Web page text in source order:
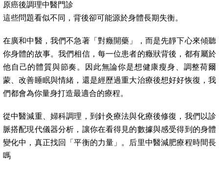
原癌後調理中醫門診
這些問題看似不同，背後卻可能源於身體長期失衡。
在廣和中醫，我們不急著「對癥開藥」，而是先靜下心來傾聽
你身體的故事。我們相信，每一位患者的癥狀背後，都有屬於
他自己的體質與節奏。因此無論你是想健康瘦身、調整荷爾
蒙、改善睡眠與情緒，還是經歷過重大治療後想好好恢復，我
們都會為你量身打造最適合的療程。
從中醫減重、婦科調理，到針灸療法與化療後修復，我們以診
脈搭配現代儀器分析，讓你在看得見的數據與感受得到的身體
變化中，真正找回「平衡的力量」。后里中醫減肥療程時間長
嗎